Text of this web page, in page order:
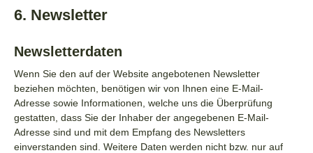
6. Newsletter
Newsletter­daten
Wenn Sie den auf der Website angebotenen Newsletter
beziehen möchten, benötigen wir von Ihnen eine E-Mail-
Adresse sowie Informationen, welche uns die Überprüfung
gestatten, dass Sie der Inhaber der angegebenen E-Mail-
Adresse sind und mit dem Empfang des Newsletters
einverstanden sind. Weitere Daten werden nicht bzw. nur auf